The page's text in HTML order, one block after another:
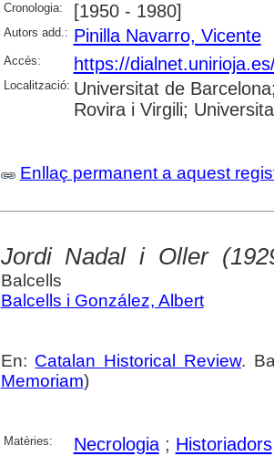
Cronologia: [1950 - 1980]
Autors add.: Pinilla Navarro, Vicente
Accés: https://
Localització: Universitat de
Rovira i Virgili;
Enllaç permanent a aquest
Jordi Nadal i Oller
Balcells
Balcells i González, Albert
En: Catalan Historical Review.
Memoriam)
Matèries: Necrologia; Historiadors